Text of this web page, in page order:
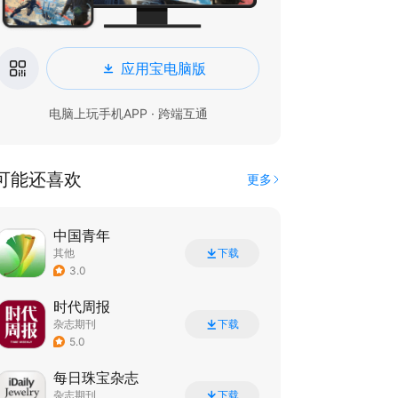
应用宝电脑版
电脑上玩手机APP · 跨端互通
能还喜欢 更多
中国青年
其他
3.0
下载
时代周报
杂志期刊
5.0
下载
每日珠宝杂志
杂志期刊 下载